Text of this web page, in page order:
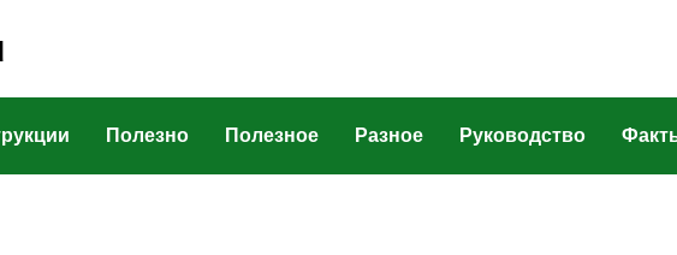
Полезно Полезное Разное Руководство